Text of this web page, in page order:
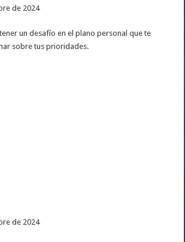
de 2024
un desafío en el plano personal que te
sobre tus prioridades.
de 2024